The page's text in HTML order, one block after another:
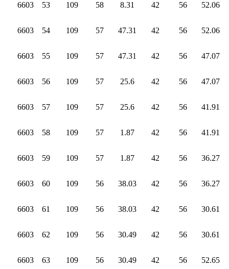
6603 53 109 58 8.31 42 56 52.06
6603 54 109 57 47.31 42 56 52.06
6603 55 109 57 47.31 42 56 47.07
6603 56 109 57 25.6 42 56 47.07
6603 57 109 57 25.6 42 56 41.91
6603 58 109 57 1.87 42 56 41.91
6603 59 109 57 1.87 42 56 36.27
6603 60 109 56 38.03 42 56 36.27
6603 61 109 56 38.03 42 56 30.61
6603 62 109 56 30.49 42 56 30.61
6603 63 109 56 30.49 42 56 52.65